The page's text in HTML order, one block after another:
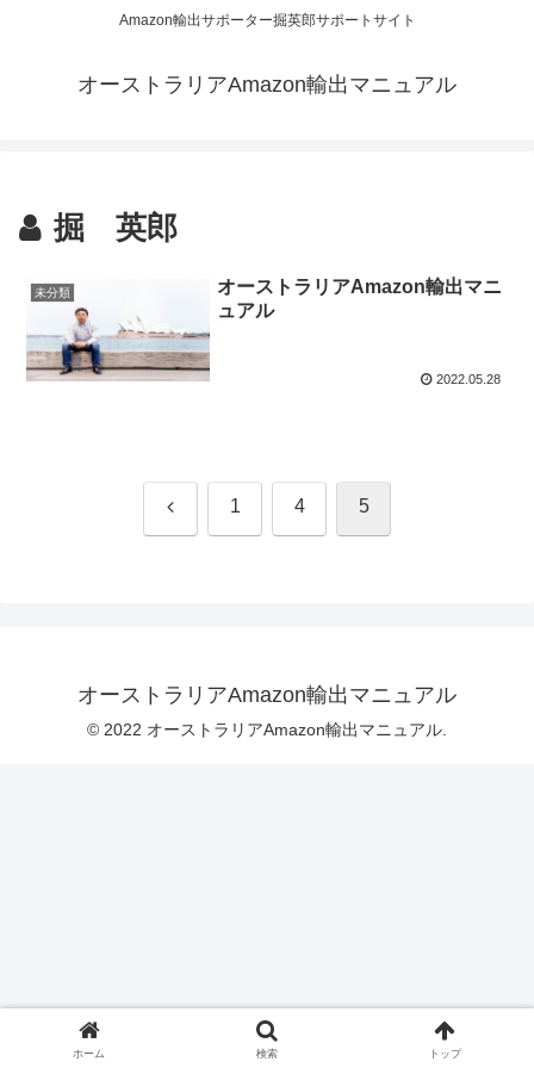
Amazon輸出サポーター掘英郎サポートサイト
オーストラリアAmazon輸出マニュアル
掘 英郎
未分類
オーストラリアAmazon輸出マニ
ュアル
2022.05.28
前 1 4 5
オーストラリアAmazon輸出マニュアル
© 2022 オーストラリアAmazon輸出マニュアル.
ホーム 検索 トップ